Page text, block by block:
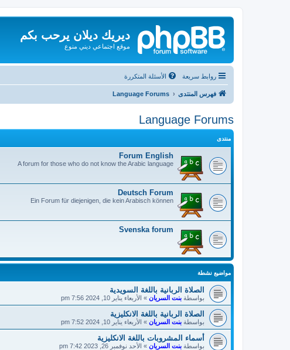
ديريك ديلان يرحب بكم
موقع اجتماعي ديني منوع
روابط سريعة الأسئلة المتكررة
فهرس المنتدى Language Forums
Language Forums
منتدى
Forum English
A forum for those who do not know the Arabic language
Deutsch Forum
Ein Forum für diejenigen, die kein Arabisch können
Svenska forum
مواضيع نشطة
الصلاة الربانية باللغة السويدية
بواسطة بنت السريان » الأربعاء يناير 10, 2024 7:56 pm
الصلاة الربانية باللغة الانكليزية
بواسطة بنت السريان » الأربعاء يناير 10, 2024 7:52 pm
أسماء المشروبات باللغة الانكليزية
بواسطة بنت السريان » الأحد نوفمبر 26, 2023 7:42 pm